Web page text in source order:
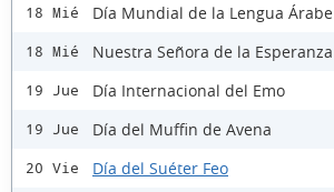
18 Mié Día Mundial de la Lengua Árabe
18 Mié Nuestra Señora de la Esperanza
19 Jue Día Internacional del Emo
19 Jue Día del Muffin de Avena
20 Vie Día del Suéter Feo